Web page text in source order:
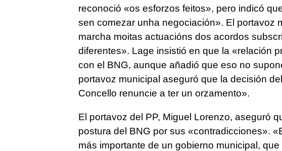
reconoció «os esforzos feitos», pero indicó
sen comezar unha negociación». El portavoz
marcha moitas actuacións dos acordos
diferentes». Lage insistió en que la «relación
con el BNG, aunque añadió que eso no
portavoz municipal aseguró que la decisión
Concello renuncie a ter un orzamento».
El portavoz del PP, Miguel Lorenzo, aseguró
postura del BNG por sus «contradicciones».
más importante de un gobierno municipal,